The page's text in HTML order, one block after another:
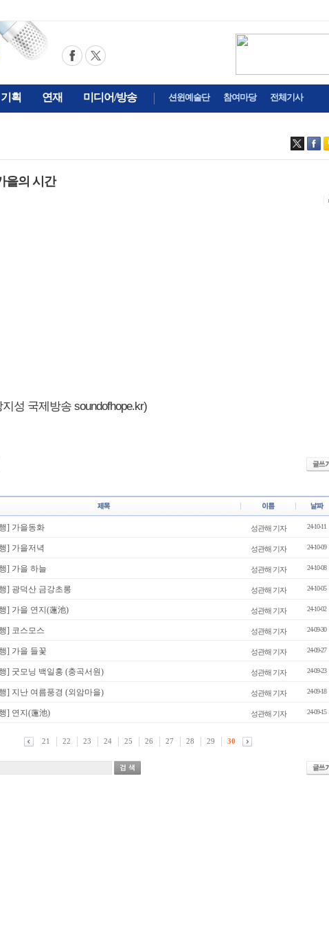
기획 연재 미디어/방송 션윈예술단 참여마당 전체기사
을의 시간
성 국제방송 soundofhope.kr)
] 가을동화 성관해 기자 24-10-11
] 가을저녁 성관해 기자 24-10-09
] 가을 하늘 성관해 기자 24-10-08
] 광덕산 금강초롱 성관해 기자 24-10-05
] 가을 연지(蓮池) 성관해 기자 24-10-02
] 코스모스 성관해 기자 24-09-30
] 가을 들꽃 성관해 기자 24-09-27
] 굿모닝 백일홍 (충곡서원) 성관해 기자 24-09-23
] 지난 여름풍경 (외암마을) 성관해 기자 24-09-18
] 연지(蓮池) 성관해 기자 24-09-15
21 22 23 24 25 26 27 28 29 30